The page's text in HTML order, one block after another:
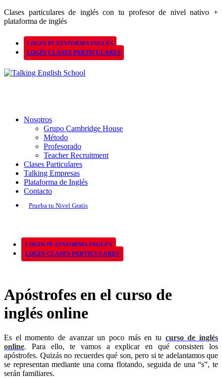
Clases particulares de inglés con tu profesor de nivel nativo +
plataforma de inglés
LOGIN PLATAFORMA INGLÉS
LOGIN CLASES PARTICULARES
Nosotros
Grupo Cambridge House
Método
Profesorado
Teacher Recruitment
Clases Particulares
Talking Empresas
Plataforma de Inglés
Contacto
Prueba tu Nivel Gratis
LOGIN PLATAFORMA INGLÉS
LOGIN CLASES PARTICULARES
Apóstrofes en el curso de
inglés online
Es el momento de avanzar un poco más en tu curso de inglés
online. Para ello, te vamos a explicar en qué consisten los
apóstrofes. Quizás no recuerdes qué son, pero si te adelantamos que
se representan mediante una coma flotando, seguida de una “s”, te
serán familiares.